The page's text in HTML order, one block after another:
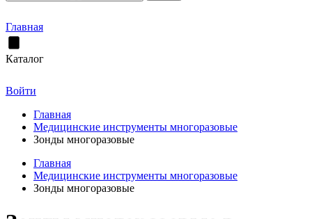
Главная
Каталог
Войти
Главная
Медицинские инструменты многоразовые
Зонды многоразовые
Главная
Медицинские инструменты многоразовые
Зонды многоразовые